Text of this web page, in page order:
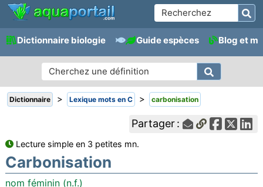
Dictionnaire biologie Guide espèces Blog et
Dictionnaire > Lexique mots en C > carbonisation
Partager :
Lecture simple en 3 petites mn.
Carbonisation
nom féminin (n.f.)